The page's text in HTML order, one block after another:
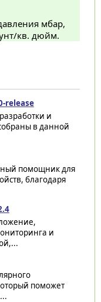
мбар,
кв. дюйм.
release
и
в данной
помощник для
благодаря
и
поможет